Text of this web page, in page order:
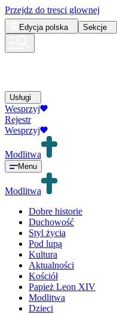
Przejdz do tresci glownej
Edycja polska Sekcje
Usługi
Wesprzyj
Rejestr
Wesprzyj
Modlitwa
Menu
Modlitwa
Dobre historie
Duchowość
Styl życia
Pod lupą
Kultura
Aktualności
Kościół
Papież Leon XIV
Modlitwa
Dzieci